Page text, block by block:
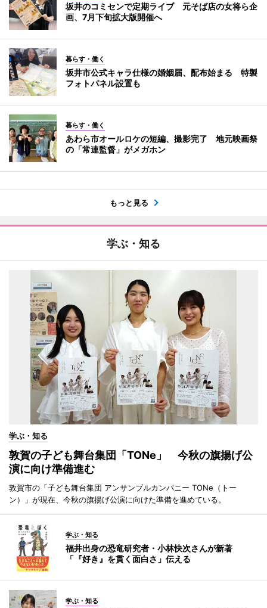
坂井のコミセンで定期ライブ 元そば店の女将ら企
画、7月下旬拡大版開催へ
暮らす・働く
坂井市公式キャラ仕様の婚姻届、配布始まる 特製
フォトパネル設置も
暮らす・働く
あわら市オールロケの短編、撮影完了 地元映画祭
の「常連監督」がメガホン
もっと見る
学ぶ・知る
学ぶ・知る
敦賀の子ども舞台集団「TONe」 今秋の旗揚げ公
演に向け準備進む
敦賀市の「子ども舞台集団 アンサンブルカンパニー TONe（トー
ン）」が現在、今秋の旗揚げ公演に向けた準備を進めている。
学ぶ・知る
福井出身の恐竜研究者・小林快次さんが新著
「『好き』を貫く面白さ」伝える
学ぶ・知る